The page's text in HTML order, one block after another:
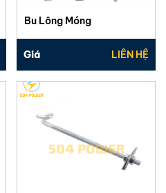
Bu Lông Móng
Giá LIÊN HỆ